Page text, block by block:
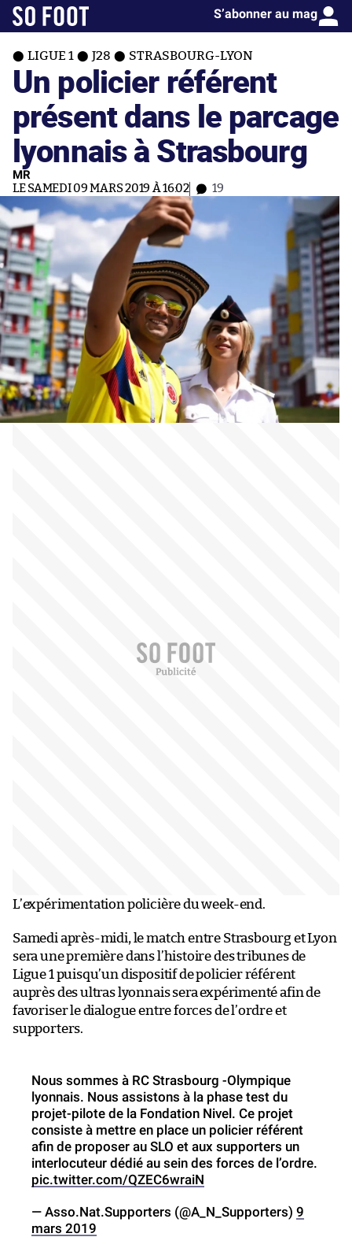
S’abonner au mag
LIGUE 1 J28 STRASBOURG-LYON
Un policier référent
présent dans le parcage
lyonnais à Strasbourg
MR
LE SAMEDI 09 MARS 2019 À 16:02 19
L’expérimentation policière du week-end.
Samedi après-midi, le match entre Strasbourg et Lyon
sera une première dans l’histoire des tribunes de
Ligue 1 puisqu’un dispositif de policier référent
auprès des ultras lyonnais sera expérimenté afin de
favoriser le dialogue entre forces de l’ordre et
supporters.
Nous sommes à RC Strasbourg -Olympique
lyonnais. Nous assistons à la phase test du
projet-pilote de la Fondation Nivel. Ce projet
consiste à mettre en place un policier référent
afin de proposer au SLO et aux supporters un
interlocuteur dédié au sein des forces de l’ordre.
pic.twitter.com/QZEC6wraiN
— Asso.Nat.Supporters (@A_N_Supporters) 9
mars 2019